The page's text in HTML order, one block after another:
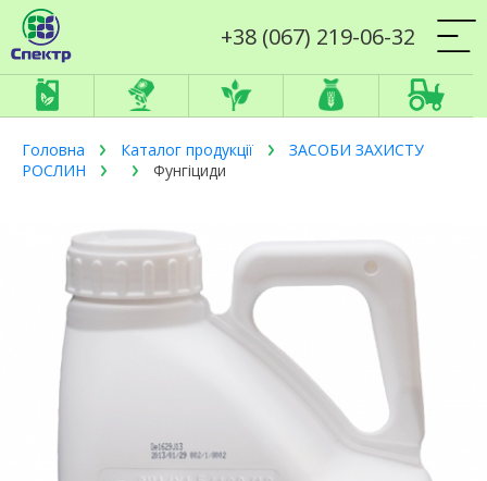
+38 (067) 219-06-32
Головна Каталог продукції
ЗАСОБИ ЗАХИСТУ
РОСЛИН
Фунгіциди